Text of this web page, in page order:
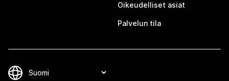
Oikeudelliset asiat
Palvelun tila